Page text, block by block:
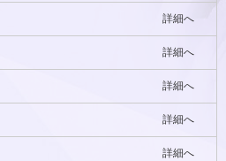
詳細へ
詳細へ
詳細へ
詳細へ
詳細へ